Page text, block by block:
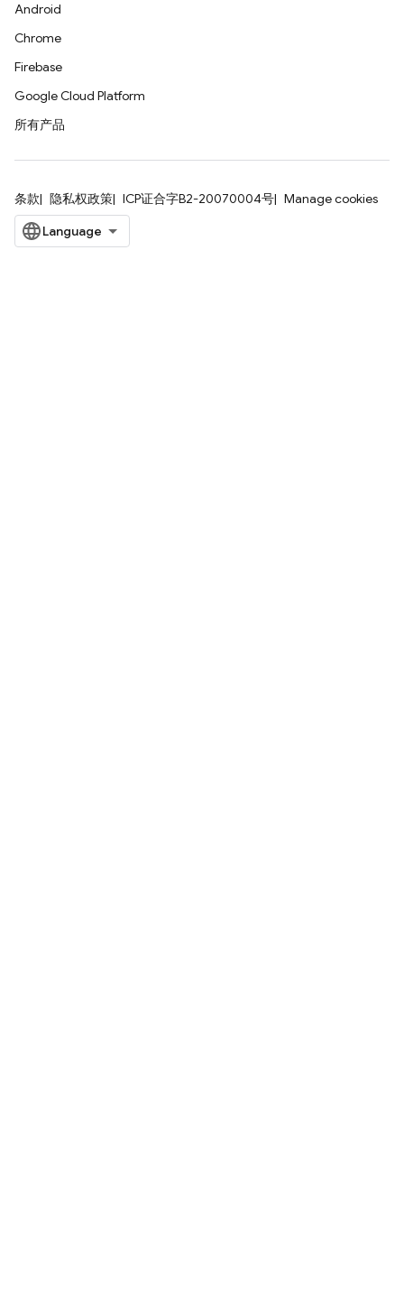
Android
Chrome
Firebase
Google Cloud Platform
所有产品
条款 隐私权政策 ICP证合字B2-20070004号 Manage cookies